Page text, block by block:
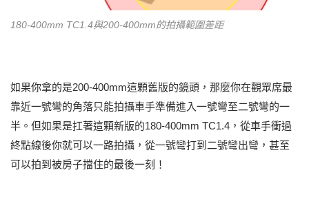
180-400mm TC1.4與200-400mm的拍攝範圍差距
如果你拿的是200-400mm這顆舊版的鏡頭，那麼你在觀眾席最
靠近一號彎的角落只能拍攝車手準備進入一號彎至二號彎的一
半。但如果是扛著這顆新版的180-400mm TC1.4，從車手衝過
終點線後你就可以一路拍攝，從一號彎打到二號彎出彎，甚至
可以拍到被房子擋住的最後一刻！